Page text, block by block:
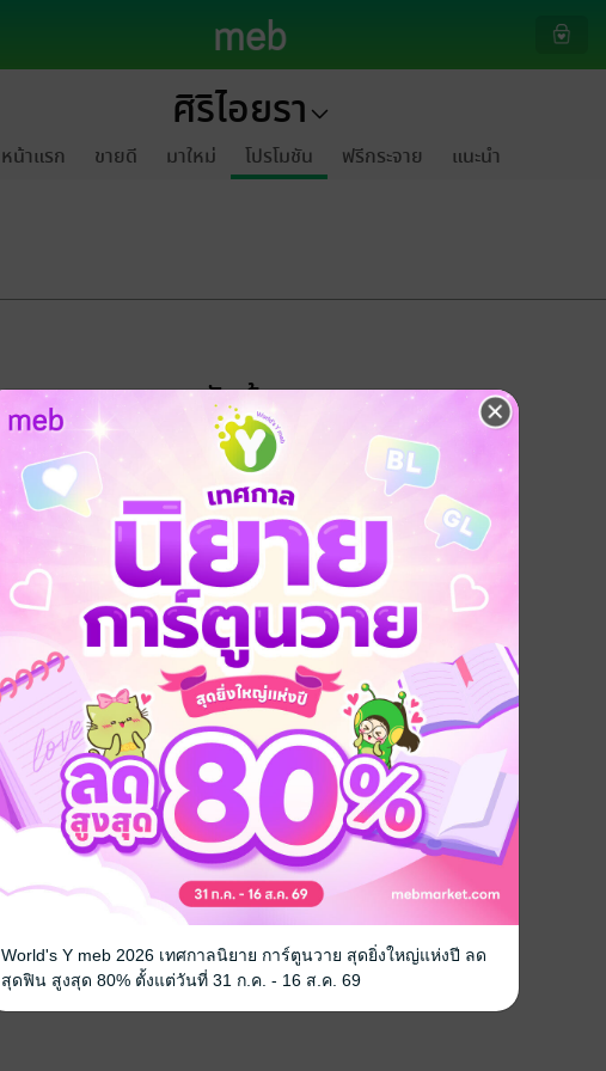
ศิริไอยรา
หน้าแรก ขายดี มาใหม่ โปรโมชัน ฟรีกระจาย แนะนำ
ขออภัยด้วยนะคะ
ไม่พบข้อมูลในหัวข้อที่คุณกำลังชมค่ะ
World's Y meb 2026 เทศกาลนิยาย การ์ตูนวาย สุดยิ่งใหญ่แห่งปี ลด
สุดฟิน สูงสุด 80% ตั้งแต่วันที่ 31 ก.ค. - 16 ส.ค. 69